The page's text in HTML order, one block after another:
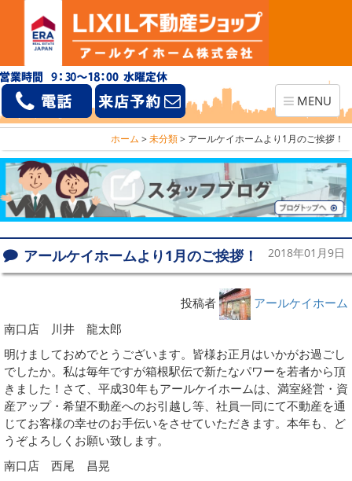
Toggle
navigation
MENU
ホーム >未分類> アールケイホームより1月のご挨拶！
アールケイホームより1月のご挨拶！ 2018年01月9日
投稿者
アールケイホーム
南口店 川井 龍太郎
明けましておめでとうございます。皆様お正月はいかがお過ごし
でしたか。私は毎年ですが箱根駅伝で新たなパワーを若者から頂
きました！さて、平成30年もアールケイホームは、満室経営・資
産アップ・希望不動産へのお引越し等、社員一同にて不動産を通
じてお客様の幸せのお手伝いをさせていただきます。本年も、ど
うぞよろしくお願い致します。
南口店 西尾 昌晃